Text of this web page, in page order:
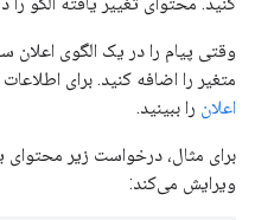
وقتی پیام را در یک الگوی اعلان
متغیر را اضافه کنید. برای اطلاعات
اعلان را ببینید.
ویرایش می‌کند: